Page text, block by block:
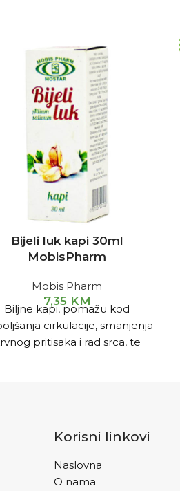
Bijeli luk kapi 30ml
MobisPharm
Mobis Pharm
7,35 KM
Biljne kapi, pomažu kod
cirkulacije, smanjenja
pritisaka i rad srca, te
Korisni linkovi
Naslovna
O nama